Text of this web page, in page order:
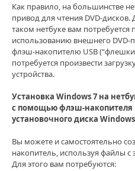
Как правило, на большинстве
привод для чтения DVD-дисков.
таком нетбуке вам потребуется
использованию внешнего DVD-
флэш-накопителю USB
потребуется произвести
устройства.
Установка Windows 7 на
с помощью флэш-накопителя
установочного диска
Вы можете и самостоятельно
накопитель, используя файлы c
Для этого вам потребуются: